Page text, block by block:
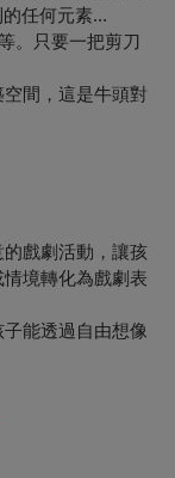
任何元素...
。只要一把剪刀
間，這是牛頭對
戲劇活動，讓孩
境轉化為戲劇表
能透過自由想像